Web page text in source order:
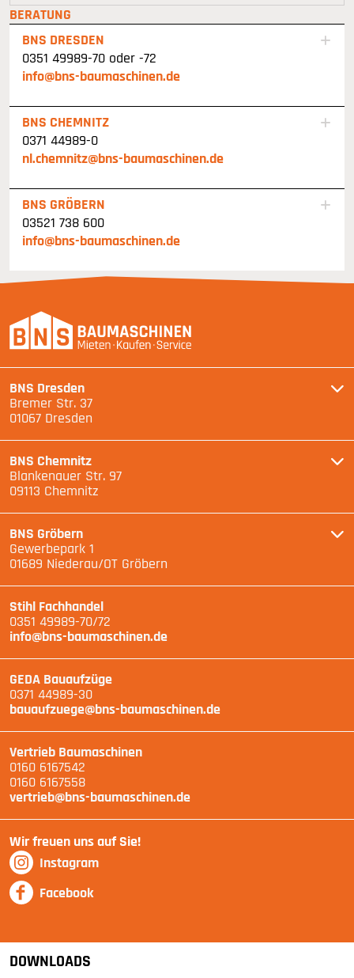
BERATUNG
BNS DRESDEN
0351 49989-70 oder -72
info@bns-baumaschinen.de
BNS CHEMNITZ
0371 44989-0
nl.chemnitz@bns-baumaschinen.de
BNS GRÖBERN
03521 738 600
info@bns-baumaschinen.de
BNS Dresden
Bremer Str. 37
01067 Dresden
BNS Chemnitz
Blankenauer Str. 97
09113 Chemnitz
BNS Gröbern
Gewerbepark 1
01689 Niederau/OT Gröbern
Stihl Fachhandel
0351 49989-70/72
info@bns-baumaschinen.de
GEDA Bauaufzüge
0371 44989-30
bauaufzuege@bns-baumaschinen.de
Vertrieb Baumaschinen
0160 6167542
0160 6167558
vertrieb@bns-baumaschinen.de
Wir freuen uns auf Sie!
Instagram
Facebook
DOWNLOADS